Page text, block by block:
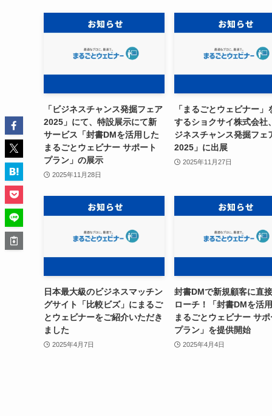
「ビジネスチャンス発掘フェア
2025」にて、特設展示にて新
サービス「封書DMを活用した
まるごとウェビナー サポート
プラン」の展示
2025年11月28日
「まるごとウェビナー」
するショクサイ株式会社
ジネスチャンス発掘フェ
2025」に出展
2025年11月27日
日本最大級のビジネスマッチン
グサイト「比較ビズ」にまるご
とウェビナーをご紹介いただき
ました
2025年4月7日
封書DMで新規顧客に直
ローチ！「封書DMを活
まるごとウェビナー サ
プラン」を提供開始
2025年4月4日